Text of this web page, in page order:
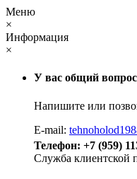
Меню
×
Информация
×
У вас общий
Напишите или
E-mail:
Телефон: +7 (959)
Служба клиентской